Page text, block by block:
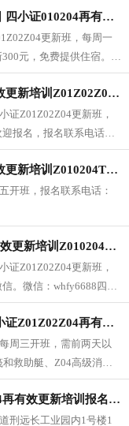
武汉航道海事服务有限公司 2026年7月7日 四小证010204再有效更新培训报名（每周二开班）
更新班，每周一
元，免费提供住宿。欢
武汉瑞亚海事 2026年7月3日 四小证再有效更新培训Z01Z02Z04T06（每周一三五开班）
证Z01Z02Z04更新班，
报名，报名联系电话：
武汉瑞亚海事 2026年7月1日 四小证再有效更新培训Z010204T06（每周一三五开班）
开班，报名联系电话：
武汉瑞亚海事 2026年6月29日 四小证再有效更新培训Z010204T06（每周一三五开班）
证Z01Z02Z04更新班，
。微信：whfy6688四小
高级消防、T06客滚证，
训，才能换发新证书。
武汉航海职业技术学院 2026年7月1日 四小证Z01Z02Z04再有效更新培训报名
周三开班，需前两天以
救助艇、Z04高级消
3天再有效更新，才能换
武汉航道海事服务有限公司 四小证010204再有效更新培训报名 2026年6月30日（每周二开班）
刑远长工业园内1号楼1